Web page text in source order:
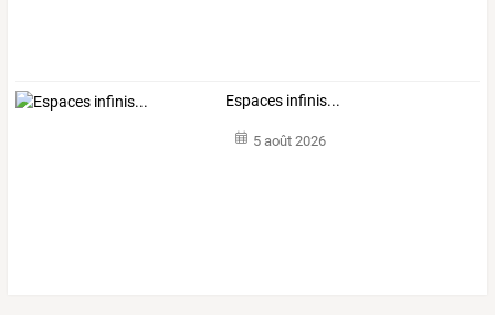
Espaces infinis...
5 août 2026